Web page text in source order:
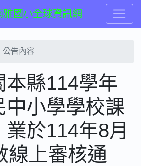
雅國小全球資訊網
公告內容
本縣114學年
中小學學校課
於114年8月
線上審核通